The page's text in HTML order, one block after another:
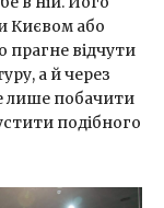
Києвом або
прагне відчути
а й через
лише побачити
подібного